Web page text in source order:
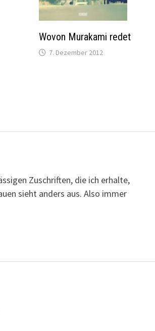
Wovon Murakami redet
7. Dezember 2012
Zuschriften, die ich erhalte,
sieht anders aus. Also immer